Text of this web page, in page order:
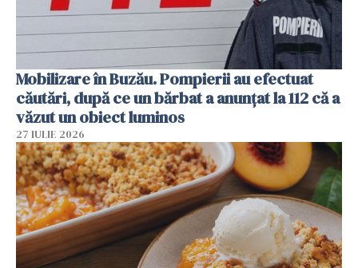
Mobilizare în Buzău. Pompierii au efectuat
căutări, după ce un bărbat a anunțat la 112 că a
văzut un obiect luminos
27 IULIE 2026